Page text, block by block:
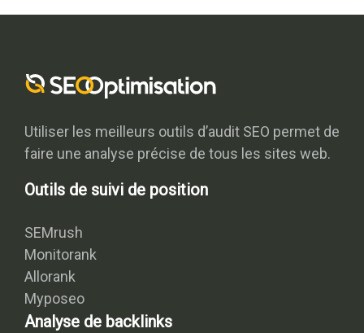
Utiliser les meilleurs outils d’audit SEO permet de
faire une analyse précise de tous les sites web.
Outils de suivi de position
SEMrush
Monitorank
Allorank
Myposeo
Analyse de backlinks